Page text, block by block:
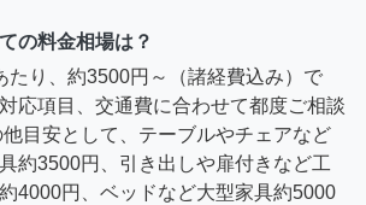
の料金相場は？
たり、約3500円～（諸経費込み）で
応項目、交通費に合わせて都度ご相談
目安として、テーブルやチェアなど
約3500円、引き出しや扉付きなど工
4000円、ベッドなど大型家具約5000